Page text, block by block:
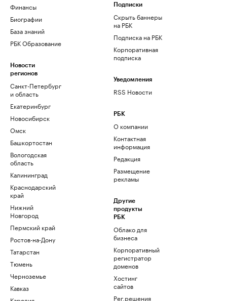
Финансы
Биографии
База знаний
РБК Образование
Новости
регионов
Санкт-Петербург
и область
Екатеринбург
Новосибирск
Омск
Башкортостан
Вологодская
область
Калининград
Краснодарский
край
Нижний
Новгород
Пермский край
Ростов-на-Дону
Татарстан
Тюмень
Черноземье
Кавказ
Подписки
Скрыть баннеры
на РБК
Подписка на РБК
Корпоративная
подписка
Уведомления
RSS Новости
РБК
О компании
Контактная
информация
Редакция
Размещение
рекламы
Другие
продукты
РБК
Облако для
бизнеса
Корпоративный
регистратор
доменов
Хостинг
сайтов
Рег.решения